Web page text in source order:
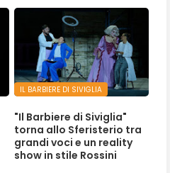
IL BARBIERE DI SIVIGLIA
"Il Barbiere di Siviglia"
torna allo Sferisterio tra
grandi voci e un reality
show in stile Rossini